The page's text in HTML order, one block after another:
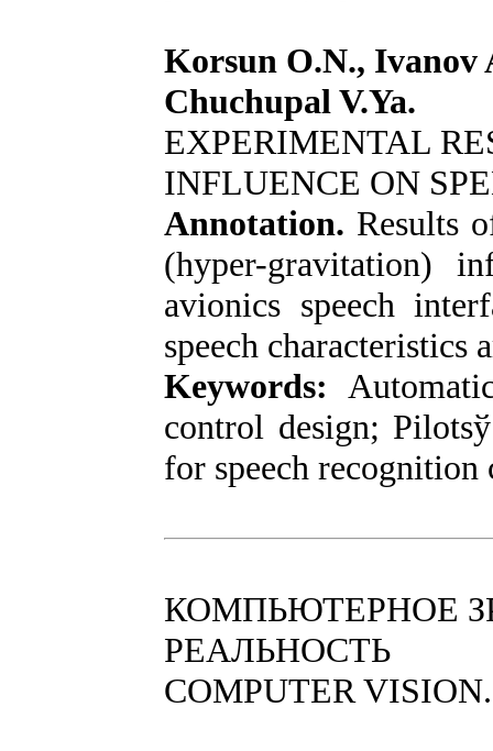
Korsun O.N., Ivanov
Chuchupal V.Ya.
EXPERIMENTAL
INFLUENCE ON
Annotation. Results
(hyper-gravitation)
avionics speech
speech characteristics
Keywords:
control design;
for speech
КОМПЬЮТЕРНОЕ
РЕАЛЬНОСТЬ
COMPUTER